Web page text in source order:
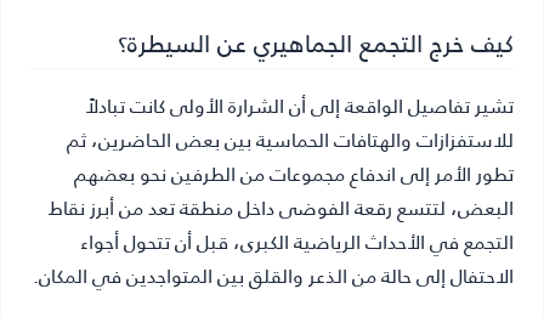
كيف خرج التجمع الجماهيري عن السيطرة؟
تشير تفاصيل الواقعة إلى أن الشرارة الأولى كانت تبادلاً
للاستفزازات والهتافات الحماسية بين بعض الحاضرين، ثم
تطور الأمر إلى اندفاع مجموعات من الطرفين نحو بعضهم
البعض، لتتسع رقعة الفوضى داخل منطقة تعد من أبرز نقاط
التجمع في الأحداث الرياضية الكبرى، قبل أن تتحول أجواء
الاحتفال إلى حالة من الذعر والقلق بين المتواجدين في المكان.